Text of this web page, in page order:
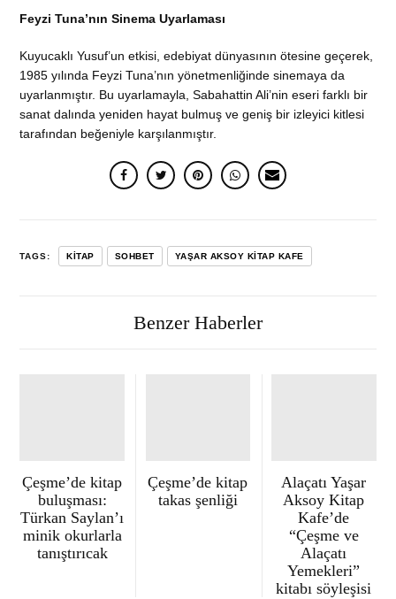
Feyzi Tuna’nın Sinema Uyarlaması
Kuyucaklı Yusuf’un etkisi, edebiyat dünyasının ötesine geçerek,
1985 yılında Feyzi Tuna’nın yönetmenliğinde sinemaya da
uyarlanmıştır. Bu uyarlamayla, Sabahattin Ali’nin eseri farklı bir
sanat dalında yeniden hayat bulmuş ve geniş bir izleyici kitlesi
tarafından beğeniyle karşılanmıştır.
TAGS: KITAP SOHBET YAŞAR AKSOY KITAP KAFE
Benzer Haberler
Çeşme’de kitap
buluşması:
Türkan Saylan’ı
minik okurlarla
tanıştırıcak
Çeşme’de kitap
takas şenliği
Alaçatı Yaşar
Aksoy Kitap
Kafe’de
“Çeşme ve
Alaçatı
Yemekleri”
kitabı söyleşisi